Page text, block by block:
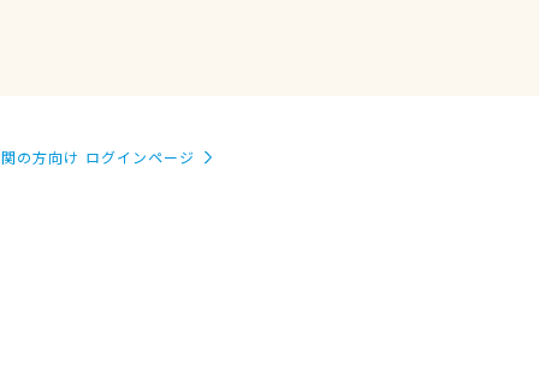
の方向け ログインページ